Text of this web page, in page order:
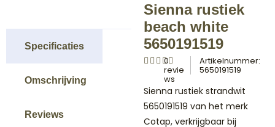
Specificaties
Omschrijving
Reviews
Sienna rustiek
beach white
5650191519
0
revie
ws
Artikelnummer:
5650191519
Sienna rustiek strandwit
5650191519 van het merk
Cotap, verkrijgbaar bij